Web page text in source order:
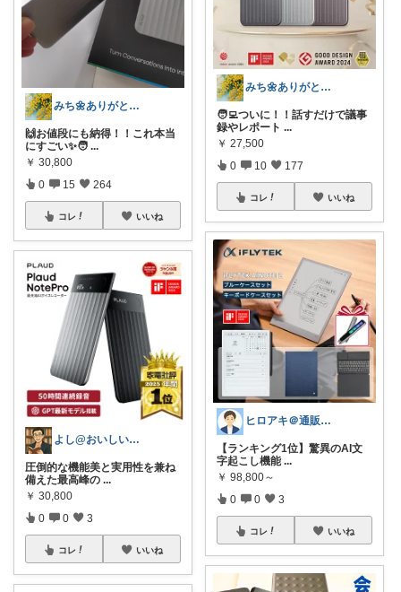
みち🌼ありがとうございます🌼
🙌お値段にも納得！！これ本当
にすごい✨🧑‍ ...
￥ 30,800
0 15 264
コレ いいね
よし@おいしいもの大好き
圧倒的な機能美と実用性を兼ね
備えた最高峰の ...
￥ 30,800
0 0 3
コレ いいね
みち🌼ありがとうございます🌼
🧑‍💻ついに！！話すだけで議事
録やレポート ...
￥ 27,500
0 10 177
コレ いいね
ヒロアキ＠通販で時短を追求する会社員
【ランキング1位】驚異のAI文
字起こし機能 ...
￥ 98,800～
0 0 3
コレ いいね